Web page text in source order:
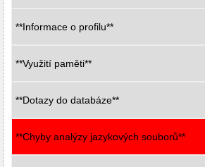
**Informace o profilu**
**Využití paměti**
**Dotazy do databáze**
**Chyby analýzy jazykových souborů**